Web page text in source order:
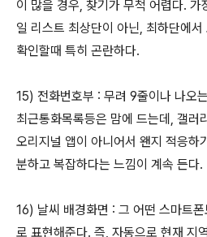
이 많을 경우, 찾기가 무척 어렵다. 가
일 리스트 최상단이 아닌, 최하단에
확인할때 특히 곤란하다.
15) 전화번호부 : 무려 9줄이나 나오
최근통화목록등은 맘에 드는데, 갤러
오리지널 앱이 아니어서 왠지 적응하
분하고 복잡하다는 느낌이 계속 든다.
16) 날씨 배경화면 : 그 어떤 스마트
로 표현해준다. 즉, 자동으로 현재 지